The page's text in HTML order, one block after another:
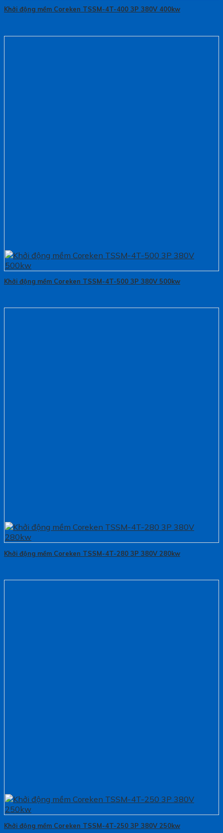
Khởi động mềm Coreken TSSM-4T-400 3P 380V 400kw
Khởi động mềm Coreken TSSM-4T-500 3P 380V 500kw
Khởi động mềm Coreken TSSM-4T-280 3P 380V 280kw
Khởi động mềm Coreken TSSM-4T-250 3P 380V 250kw